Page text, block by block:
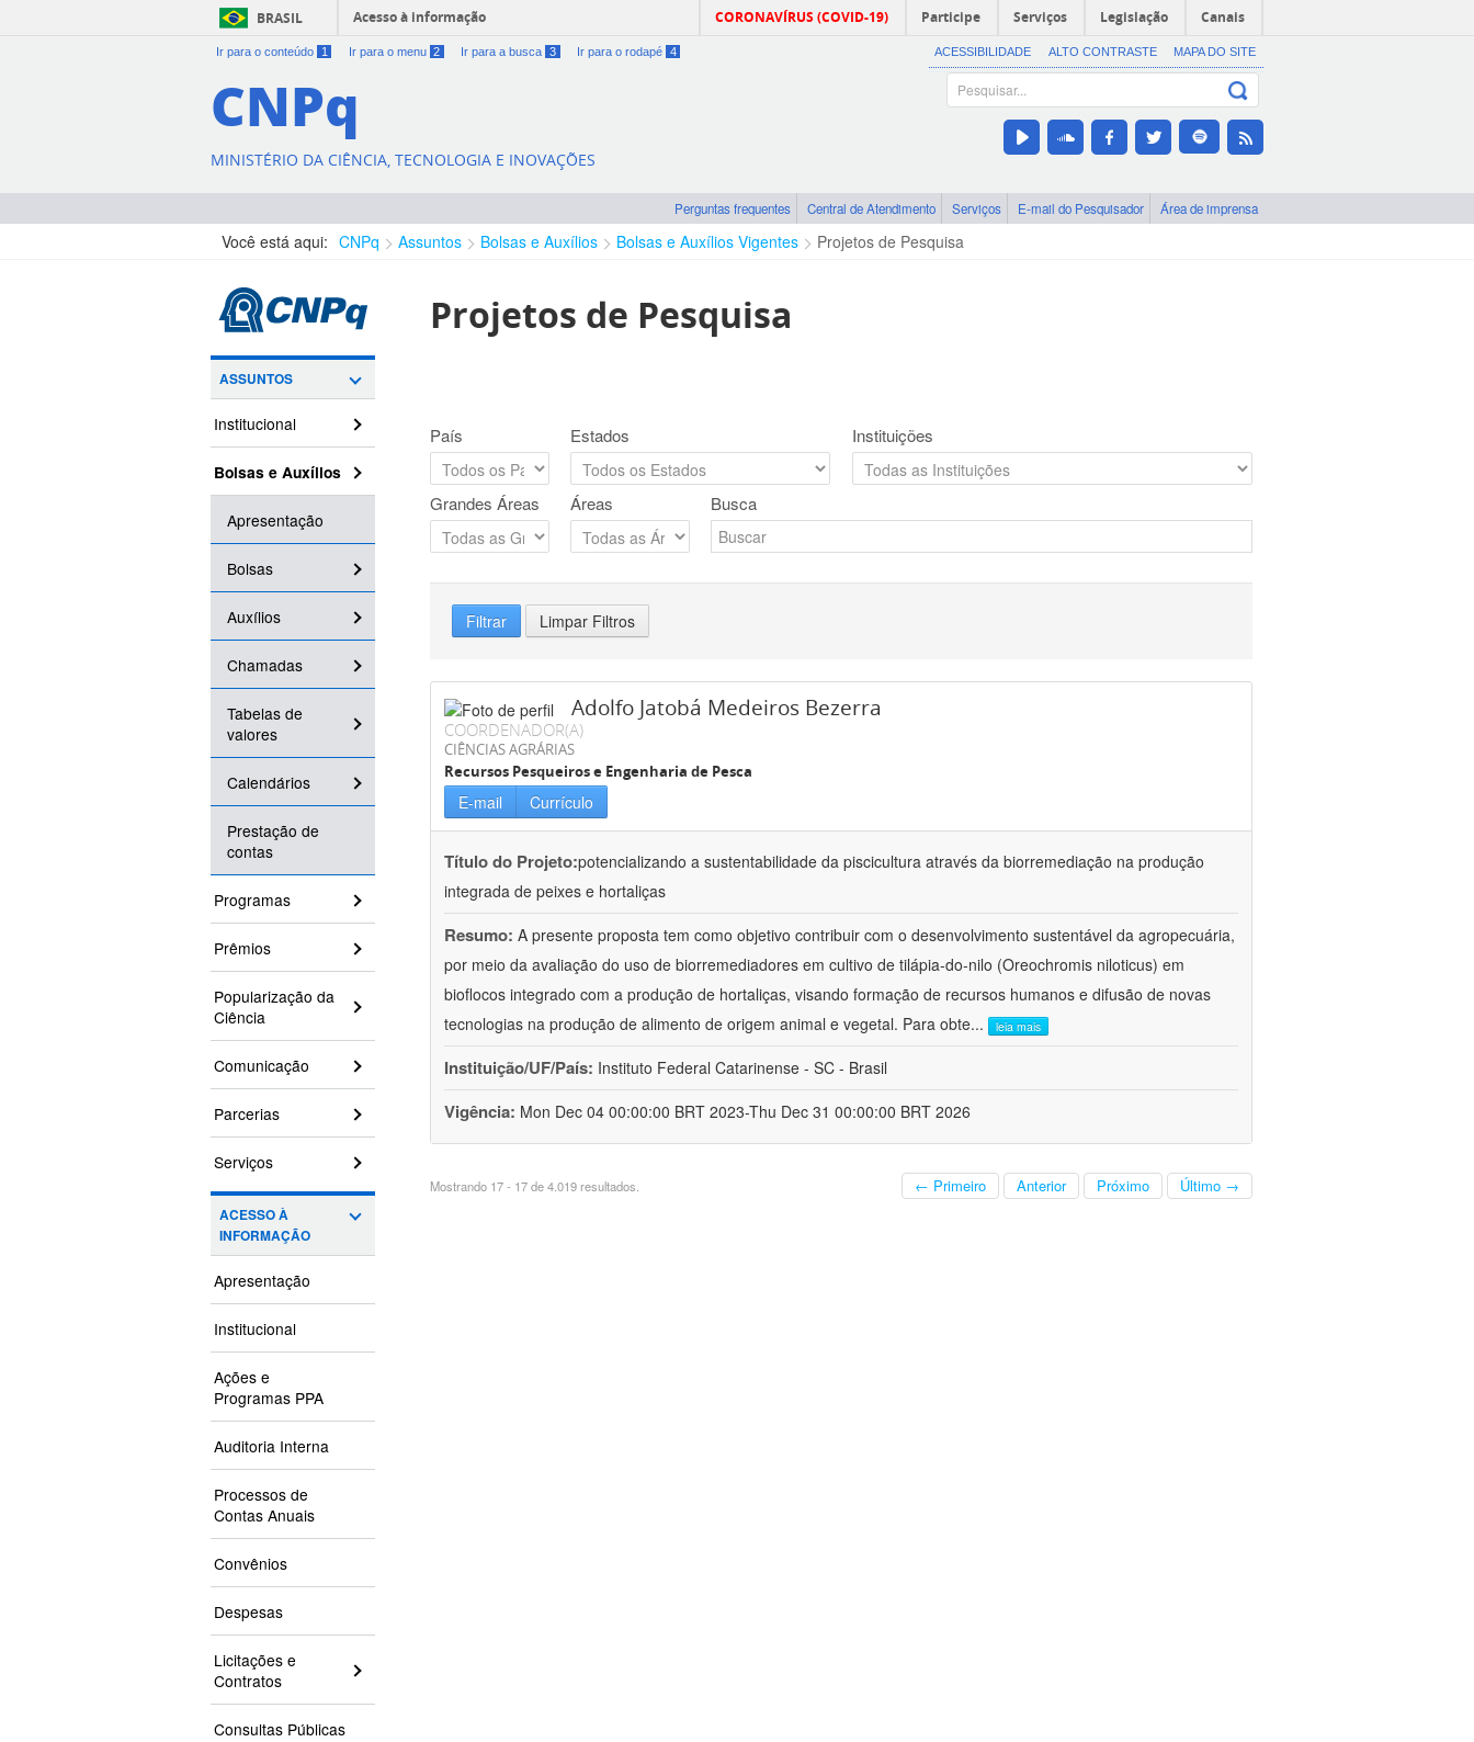
BRASIL Acesso à informação CORONAVÍRUS (COVID-19) Participe Serviços Legislação Canais
Ir para o conteúdo 1 Ir para o menu 2 Ir para a busca 3 Ir para o rodapé 4 ACESSIBILIDADE ALTO CONTRASTE MAPA DO SITE
CNPq
MINISTÉRIO DA CIÊNCIA, TECNOLOGIA E INOVAÇÕES
Perguntas frequentes Central de Atendimento Serviços E-mail do Pesquisador Área de imprensa
Você está aqui: CNPq Assuntos Bolsas e Auxílios Bolsas e Auxílios Vigentes Projetos de Pesquisa
ASSUNTOS
Institucional
Bolsas e Auxílios
Apresentação
Bolsas
Auxílios
Chamadas
Tabelas de
valores
Calendários
Prestação de
contas
Programas
Prêmios
Popularização da
Ciência
Comunicação
Parcerias
Serviços
ACESSO À
INFORMAÇÃO
Apresentação
Institucional
Ações e
Programas PPA
Auditoria Interna
Processos de
Contas Anuais
Convênios
Despesas
Licitações e
Contratos
Consultas Públicas
Projetos de Pesquisa
País Estados Instituições
Grandes Áreas Áreas Busca
Filtrar Limpar Filtros
Adolfo Jatobá Medeiros Bezerra
COORDENADOR(A)
CIÊNCIAS AGRÁRIAS
Recursos Pesqueiros e Engenharia de Pesca
E-mail Currículo
Título do Projeto:potencializando a sustentabilidade da piscicultura através da biorremediação na produção
integrada de peixes e hortaliças
Resumo: A presente proposta tem como objetivo contribuir com o desenvolvimento sustentável da agropecuária,
por meio da avaliação do uso de biorremediadores em cultivo de tilápia-do-nilo (Oreochromis niloticus) em
bioflocos integrado com a produção de hortaliças, visando formação de recursos humanos e difusão de novas
tecnologias na produção de alimento de origem animal e vegetal. Para obte... leia mais
Instituição/UF/País: Instituto Federal Catarinense - SC - Brasil
Vigência: Mon Dec 04 00:00:00 BRT 2023-Thu Dec 31 00:00:00 BRT 2026
Mostrando 17 - 17 de 4.019 resultados. ← Primeiro Anterior Próximo Último →